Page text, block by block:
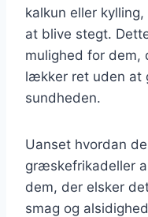
kalkun eller
at blive stegt.
mulighed for dem,
lækker ret uden at
sundheden.
Uanset hvordan
græskefrikadeller
dem, der elsker
smag og